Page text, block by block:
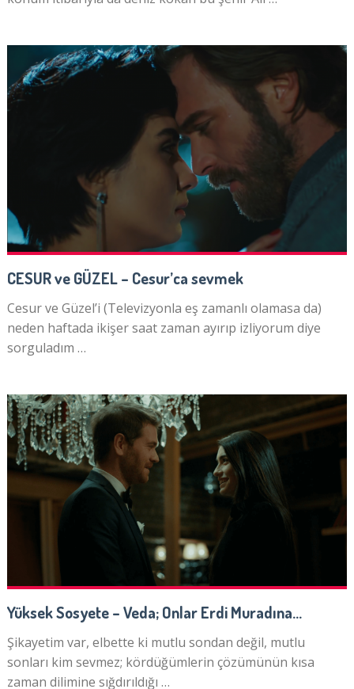
CESUR ve GÜZEL – Cesur’ca sevmek
Cesur ve Güzel’i (Televizyonla eş zamanlı olamasa da)
neden haftada ikişer saat zaman ayırıp izliyorum diye
sorguladım …
Yüksek Sosyete – Veda; Onlar Erdi Muradına…
Şikayetim var, elbette ki mutlu sondan değil, mutlu
sonları kim sevmez; kördüğümlerin çözümünün kısa
zaman dilimine sığdırıldığı …